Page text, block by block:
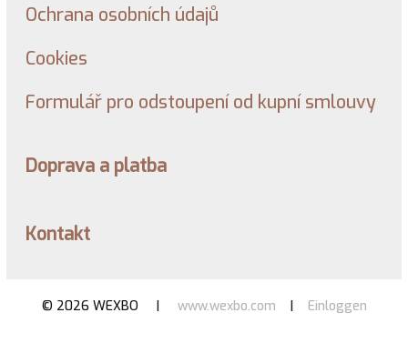
Ochrana osobních údajů
Cookies
Formulář pro odstoupení od kupní smlouvy
Doprava a platba
Kontakt
© 2026 WEXBO | www.wexbo.com | Einloggen